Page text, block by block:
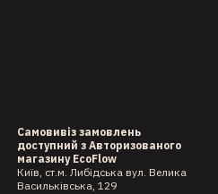
Самовивіз замовлень
доступний з Авторизованого
магазину EcoFlow
Київ, ст.м. Либідська вул. Велика
Васильківська, 129